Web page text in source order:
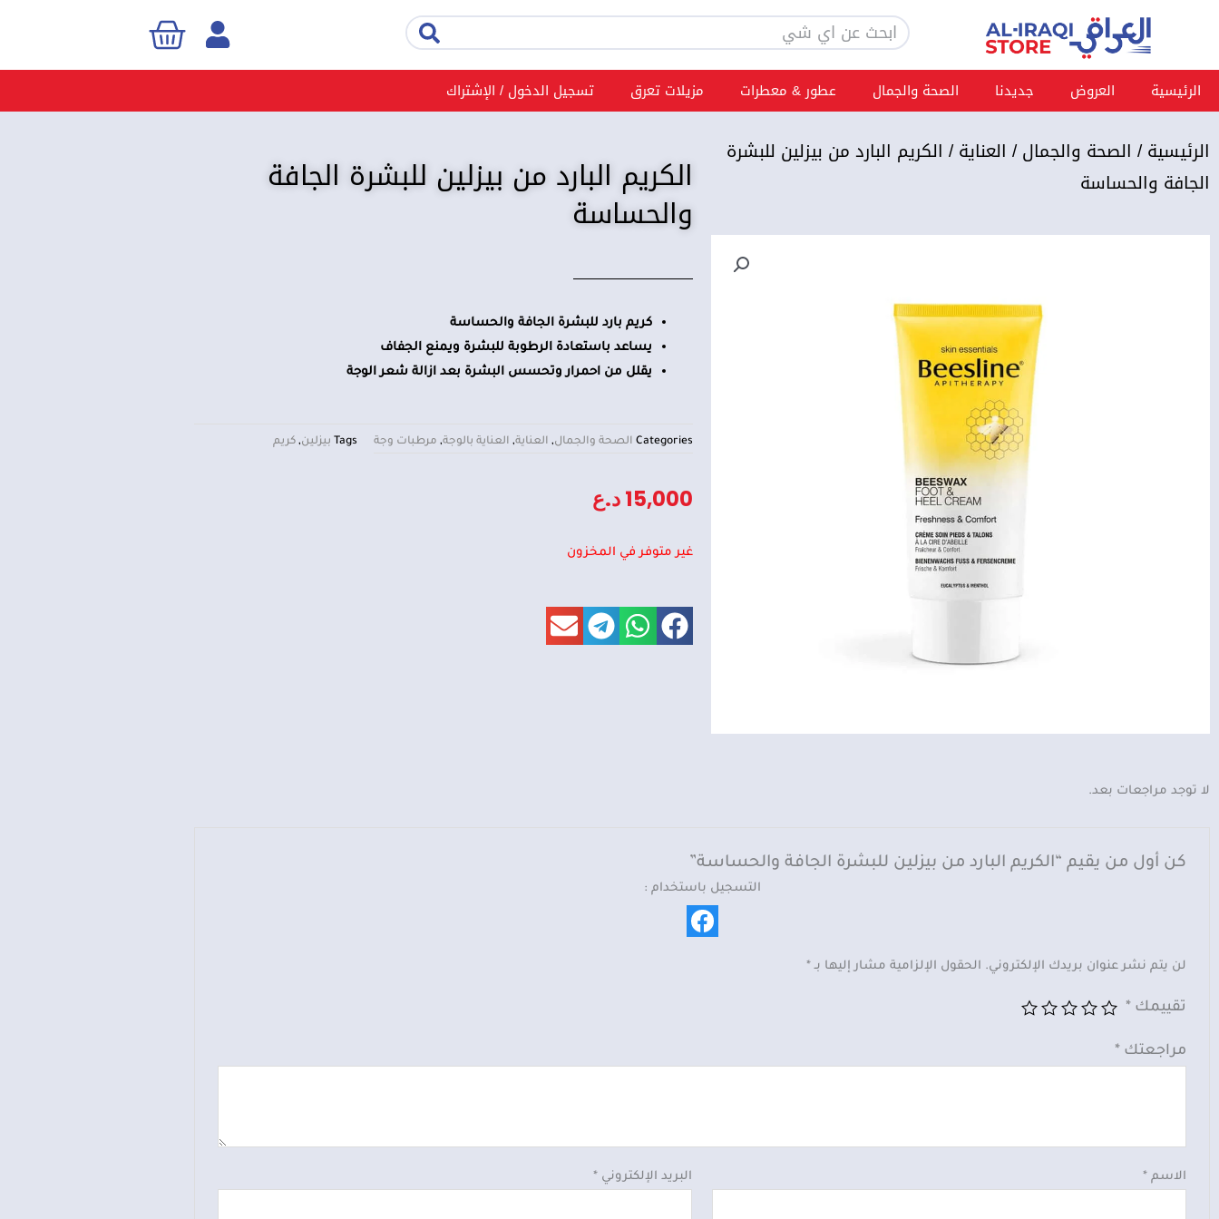
Search
Search
Cart
الرئيسية العروض جديدنا الصحة والجمال عطور & معطرات مزيلات تعرق تسجيل الدخول / الإشتراك
الرئيسية/ الصحة والجمال/ العناية/ الكريم البارد من بيزلين للبشرة
الجافة والحساسة
الكريم البارد من بيزلين للبشرة الجافة
والحساسة
كريم بارد للبشرة الجافة والحساسة
يساعد باستعادة الرطوبة للبشرة ويمنع الجفاف
يقلل من احمرار وتحسس البشرة بعد ازالة شعر الوجة
Categories الصحة والجمال, العناية, العناية بالوجة, مرطبات وجة Tags بيزلين,كريم
15,000د.ع
غير متوفر في المخزون
لا توجد مراجعات بعد.
كن أول من يقيم “الكريم البارد من بيزلين للبشرة الجافة والحساسة”
التسجيل باستخدام :
لن يتم نشر عنوان بريدك الإلكتروني. الحقول الإلزامية مشار إليها بـ*
تقييمك*
مراجعتك*
الاسم* البريد الإلكتروني *